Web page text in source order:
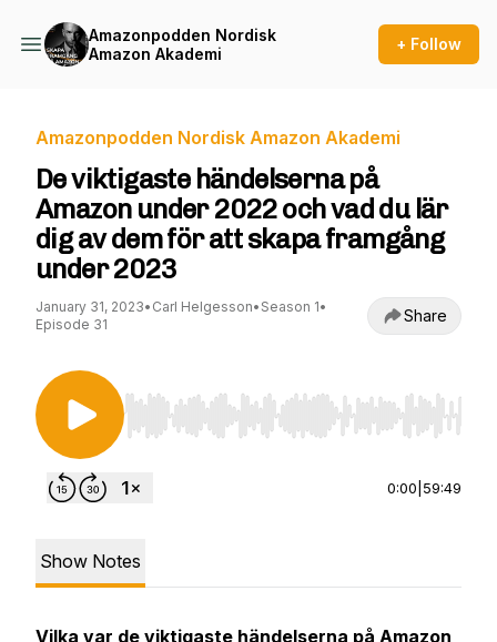
Amazonpodden Nordisk
Amazon Akademi
+ Follow
Amazonpodden Nordisk Amazon Akademi
De viktigaste händelserna på
Amazon under 2022 och vad du lär
dig av dem för att skapa framgång
under 2023
January 31, 2023• Carl Helgesson• Season 1•
Episode 31
Share
Use Left/Right to seek, Home/End to jump to
0:00 59:49
Show Notes
Vilka var de viktigaste händelserna på Amazon